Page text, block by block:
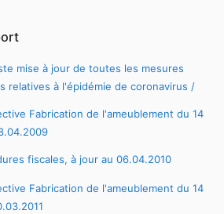
mise à jour de toutes les mesures
relatives à l'épidémie de coronavirus /
Fabrication de l'ameublement du 14
fiscales, à jour au 06.04.2010
Fabrication de l'ameublement du 14